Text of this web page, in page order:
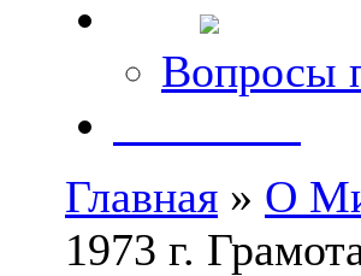
Главная » О
1973 г.